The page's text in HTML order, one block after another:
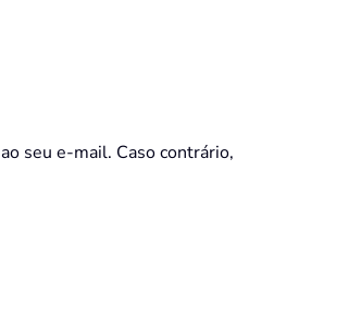
seu e-mail. Caso contrário,